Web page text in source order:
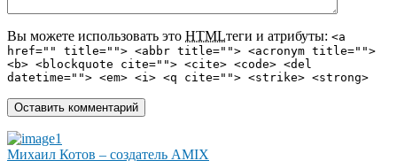
Вы можете использовать это HTMLтеги и атрибуты: <a
href="" title=""> <abbr title=""> <acronym title="">
<b> <blockquote cite=""> <cite> <code> <del
datetime=""> <em> <i> <q cite=""> <strike> <strong>
Михаил Котов – создатель AMIX